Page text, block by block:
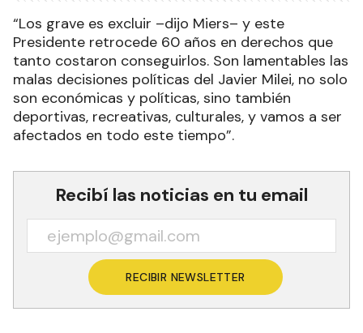
“Los grave es excluir –dijo Miers– y este
Presidente retrocede 60 años en derechos que
tanto costaron conseguirlos. Son lamentables las
malas decisiones políticas del Javier Milei, no solo
son económicas y políticas, sino también
deportivas, recreativas, culturales, y vamos a ser
afectados en todo este tiempo”.
Recibí las noticias en tu email
RECIBIR NEWSLETTER